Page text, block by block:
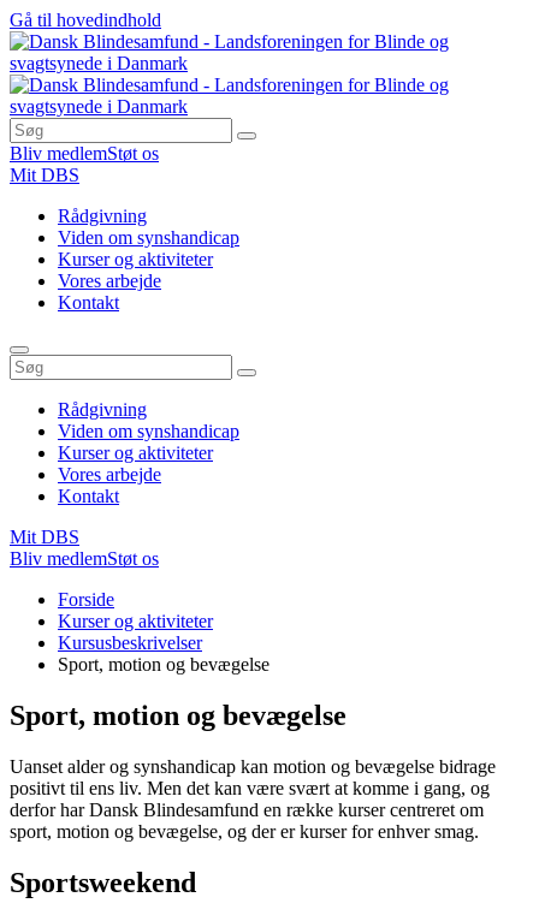
Gå til hovedindhold
Bliv medlemStøt os
Mit DBS
Rådgivning
Viden om synshandicap
Kurser og aktiviteter
Vores arbejde
Kontakt
Rådgivning
Viden om synshandicap
Kurser og aktiviteter
Vores arbejde
Kontakt
Mit DBS
Bliv medlemStøt os
Forside
Kurser og aktiviteter
Kursusbeskrivelser
Sport, motion og bevægelse
Sport, motion og bevægelse
Uanset alder og synshandicap kan motion og bevægelse bidrage
positivt til ens liv. Men det kan være svært at komme i gang, og
derfor har Dansk Blindesamfund en række kurser centreret om
sport, motion og bevægelse, og der er kurser for enhver smag.
Sportsweekend